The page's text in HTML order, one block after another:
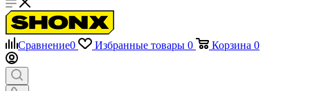
Сравнение0 Избранные товары 0 Корзина 0